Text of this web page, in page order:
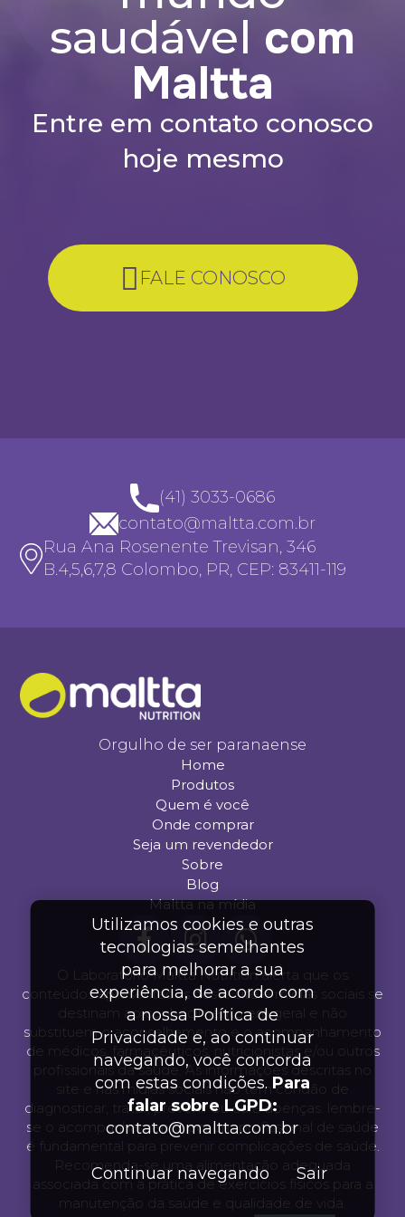
saudável com
Maltta
Entre em contato conosco
hoje mesmo
FALE CONOSCO
(41) 3033-0686
contato@maltta.com.br
Rua Ana Rosenente Trevisan, 346
B.4,5,6,7,8 Colombo, PR, CEP: 83411-119
Orgulho de ser paranaense
Home
Produtos
Quem é você
Onde comprar
Seja um revendedor
Sobre
Blog
Maltta na mídia
O Laboratório Maltta Nutrition alerta que os
conteúdos apresentados neste site e mídias sociais se
destinam ao conhecimento em geral e não
substituem o aconselhamento e o acompanhamento
de médicos, farmacêuticos, nutricionistas e/ou outros
profissionais da saúde. As informações descritas no
site e nas mídias sociais não tem condão de
diagnosticar, tratar, prevenir ou cura doenças. lembre-
se o acompanhamento por um profissional de saúde
é fundamental para prevenir complicações de saúde.
Recomenda-se uma alimentação adequada
associada com a prática de exercícios físicos para a
manutenção da saúde e qualidade de vida.
Utilizamos cookies e outras
tecnologias semelhantes
para melhorar a sua
experiência, de acordo com
a nossa Política de
Privacidade e, ao continuar
navegando, você concorda
com estas condições. Para
falar sobre LGPD:
contato@maltta.com.br
Continuar navegando Sair